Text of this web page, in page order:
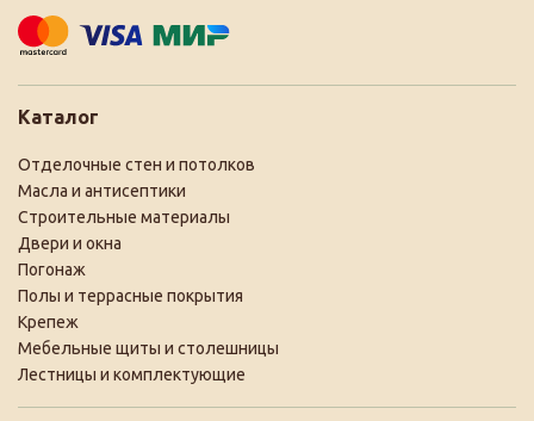
Каталог
Отделочные стен и потолков
Масла и антисептики
Строительные материалы
Двери и окна
Погонаж
Полы и террасные покрытия
Крепеж
Мебельные щиты и столешницы
Лестницы и комплектующие